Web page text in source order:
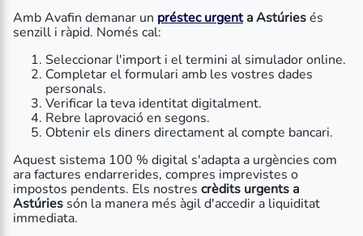
Amb Avafin demanar un préstec urgenta Astúriesés
senzill i ràpid. Només cal:
Seleccionar l'import i el termini al simulador online.
Completar el formulari amb les vostres dades
personals.
Verificar la teva identitat digitalment.
Rebre laprovació en segons.
Obtenir els diners directament al compte bancari.
Aquest sistema 100 % digital s'adapta a urgències com
ara factures endarrerides, compres imprevistes o
impostos pendents. Els nostres crèdits urgents a
Astúries són la manera més àgil d'accedir a liquiditat
immediata.